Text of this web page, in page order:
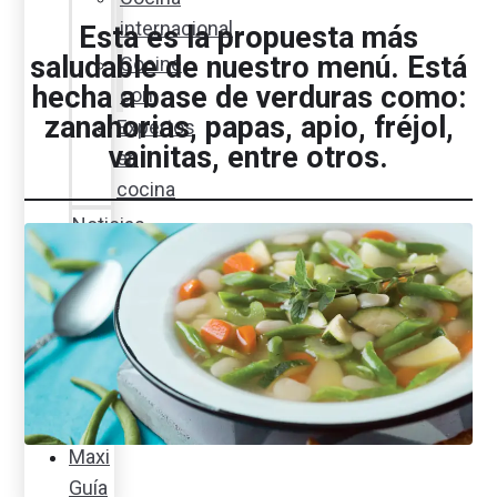
internacional
Cocine
con
Expertos
en
cocina
Noticias
Ambiente
Favorita
en
acción
Corporativo
Emprendimiento
Maxi
Guía
Esta es la propuesta más
saludable de nuestro menú. Está
hecha a base de verduras como:
zanahorias, papas, apio, fréjol,
vainitas, entre otros.